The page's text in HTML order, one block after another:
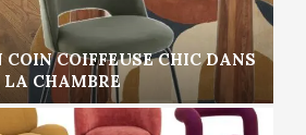
COIFFEUSE CHIC DANS
LA CHAMBRE